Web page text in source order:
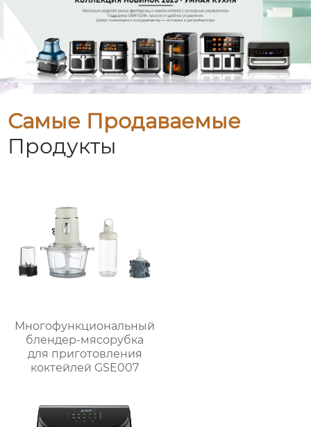
Самые Продаваемые
Продукты
Многофункциональный
блендер-мясорубка
для приготовления
коктейлей GSE007